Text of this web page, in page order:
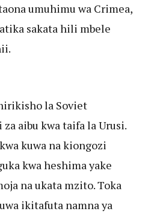
umuhimu wa Crimea,
sakata hili mbele
la Soviet
aibu kwa taifa la Urusi.
kuwa na kiongozi
kwa heshima yake
na ukata mzito. Toka
ikitafuta namna ya